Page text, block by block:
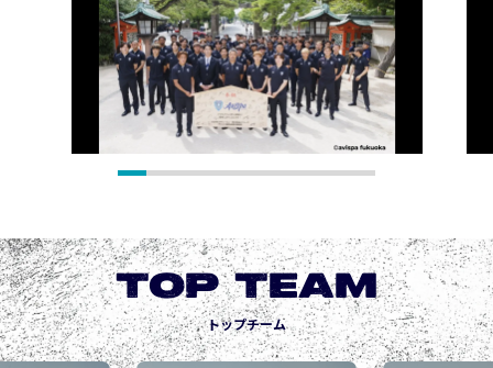
TOP TEAM
トップチーム